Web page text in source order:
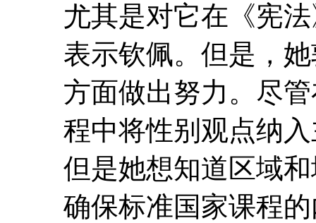
尤其是对它在《宪
表示钦佩。但是，
方面做出努力。尽
程中将性别观点纳
但是她想知道区域
确保标准国家课程